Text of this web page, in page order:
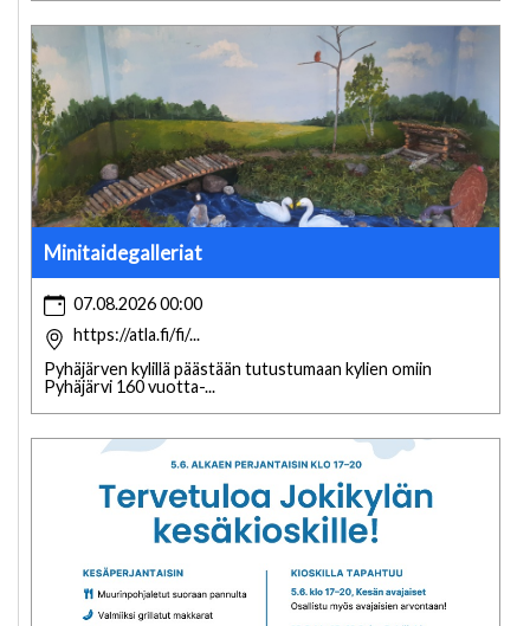
Minitaidegalleriat
07.08.2026 00:00
https://atla.fi/fi/...
Pyhäjärven kylillä päästään tutustumaan kylien omiin
Pyhäjärvi 160 vuotta-...